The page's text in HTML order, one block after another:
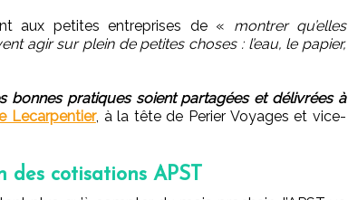
aux petites entreprises de « montrer qu’elles
agir sur plein de petites choses : l’eau, le papier,
bonnes pratiques soient partagées et délivrées à
Lecarpentier, à la tête de Perier Voyages et vice-
des cotisations APST